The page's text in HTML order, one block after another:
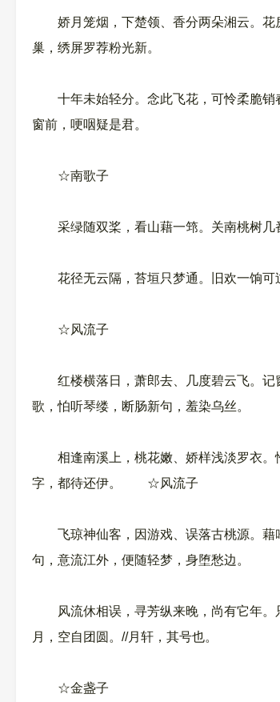
娇月笼烟，下楚领、香分两朵湘云。花
巢，绣屏罗荐粉光新。
十年未始轻分。念此飞花，可怜柔脆销
窗前，哽咽疑是君。
☆南歌子
采绿随双桨，看山藉一筇。关南桃树几
花径无云隔，苔垣只梦通。旧欢一饷可
☆风流子
红楼横落日，萧郎去、几度碧云飞。记
歌，怕听琴缕，断肠新句，羞染乌丝。
相逢南溪上，桃花嫩、娇样浅淡罗衣。
字，都待还伊。 ☆风流子
飞琼神仙客，因游戏、误落古桃源。藉
句，意流江外，便随轻梦，身堕愁边。
风流休相误，寻芳纵来晚，尚有它年。
月，空自团圆。//月轩，其号也。
☆金盏子